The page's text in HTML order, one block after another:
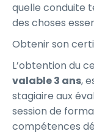
quelle conduite
des choses
Obtenir son
L’obtention du
valable 3 ans,
stagiaire aux
session de
compétences